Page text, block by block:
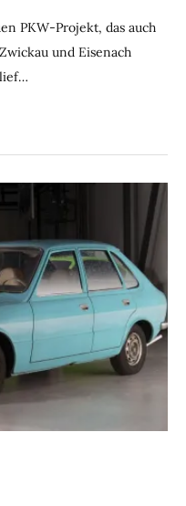
PKW-Projekt, das auch
und Eisenach